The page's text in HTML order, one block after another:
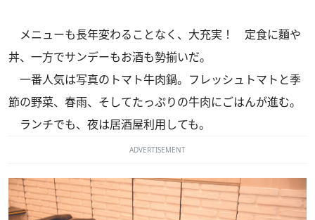
メニューも長年変わることなく、大充実！ 定食に麵や
丼、一方でサンデーもお酒も勢揃いだ。
一番人気は写真のトマト牛肉鍋。フレッシュトマトと季
節の野菜、春雨、そしてたっぷりの牛肉にごはんが進む。
ランチでも、夜は居酒屋利用しても。
ADVERTISEMENT